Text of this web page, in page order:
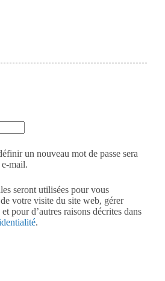
un nouveau mot de passe sera
e-mail.
seront utilisées pour vous
votre visite du site web, gérer
pour d’autres raisons décrites dans
.